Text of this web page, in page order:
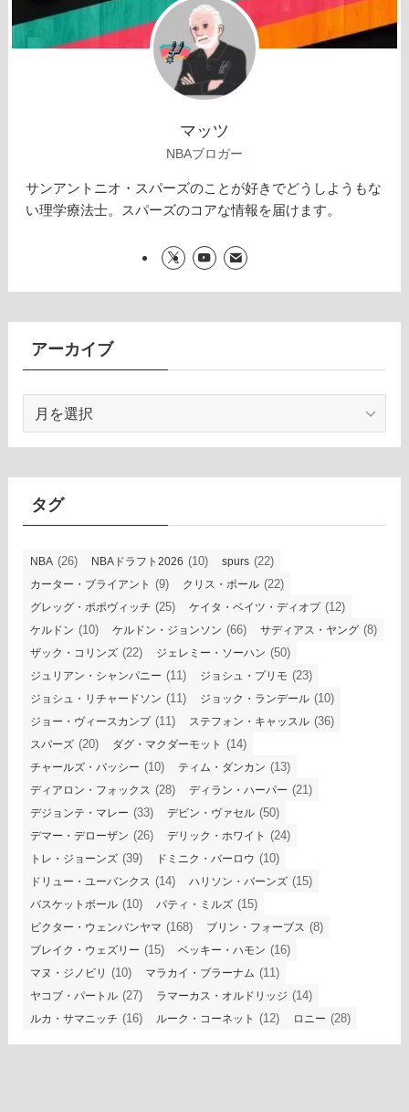
マッツ
NBAブロガー
サンアントニオ・スパーズのことが好きでどうしようもな
い理学療法士。スパーズのコアな情報を届けます。
アーカイブ
カ
タグ
NBA (26) NBAドラフト2026 (10) spurs (22)
カーター・ブライアント (9) クリス・ポール (22)
グレッグ・ポポヴィッチ (25) ケイタ・ベイツ・ディオプ(12)
ケルドン (10) ケルドン・ジョンソン (66) サディアス・ヤング (8)
ザック・コリンズ (22) ジェレミー・ソーハン (50)
ジュリアン・シャンパニー (11) ジョシュ・プリモ (23)
ジョシュ・リチャードソン (11) ジョック・ランデール (10)
ジョー・ヴィースカンプ(11) ステフォン・キャッスル (36)
スパーズ (20) ダグ・マクダーモット (14)
チャールズ・バッシー (10) ティム・ダンカン (13)
ディアロン・フォックス (28) ディラン・ハーパー (21)
デジョンテ・マレー (33) デビン・ヴァセル (50)
デマー・デローザン (26) デリック・ホワイト (24)
トレ・ジョーンズ (39) ドミニク・バーロウ (10)
ドリュー・ユーバンクス (14) ハリソン・バーンズ (15)
バスケットボール (10) パティ・ミルズ (15)
ビクター・ウェンバンヤマ (168) ブリン・フォーブス (8)
ブレイク・ウェズリー (15) ベッキー・ハモン (16)
マヌ・ジノビリ (10) マラカイ・ブラーナム (11)
ヤコブ・パートル (27) ラマーカス・オルドリッジ (14)
ルカ・サマニッチ (16) ルーク・コーネット (12) ロニー (28)